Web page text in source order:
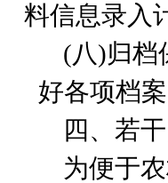
料信息录入
(八)归档
好各项档
四、若
为便于